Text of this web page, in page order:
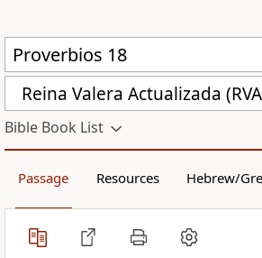
Reina Valera Actualizada
Bible Book List
Passage Resources Hebrew/